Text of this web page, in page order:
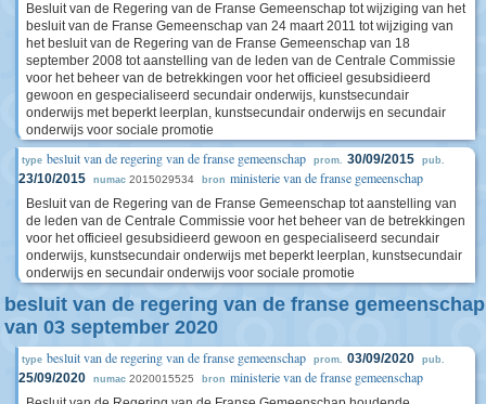
Besluit van de Regering van de Franse Gemeenschap tot wijziging van het
besluit van de Franse Gemeenschap van 24 maart 2011 tot wijziging van
het besluit van de Regering van de Franse Gemeenschap van 18
september 2008 tot aanstelling van de leden van de Centrale Commissie
voor het beheer van de betrekkingen voor het officieel gesubsidieerd
gewoon en gespecialiseerd secundair onderwijs, kunstsecundair
onderwijs met beperkt leerplan, kunstsecundair onderwijs en secundair
onderwijs voor sociale promotie
type besluit van de regering van de franse gemeenschap prom. 30/09/2015 pub.
23/10/2015 numac 2015029534 bron ministerie van de franse gemeenschap
Besluit van de Regering van de Franse Gemeenschap tot aanstelling van
de leden van de Centrale Commissie voor het beheer van de betrekkingen
voor het officieel gesubsidieerd gewoon en gespecialiseerd secundair
onderwijs, kunstsecundair onderwijs met beperkt leerplan, kunstsecundair
onderwijs en secundair onderwijs voor sociale promotie
besluit van de regering van de franse gemeenschap
van 03 september 2020
type besluit van de regering van de franse gemeenschap prom. 03/09/2020 pub.
25/09/2020 numac 2020015525 bron ministerie van de franse gemeenschap